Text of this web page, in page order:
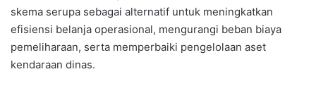
skema serupa sebagai alternatif untuk meningkatkan
efisiensi belanja operasional, mengurangi beban biaya
pemeliharaan, serta memperbaiki pengelolaan aset
kendaraan dinas.